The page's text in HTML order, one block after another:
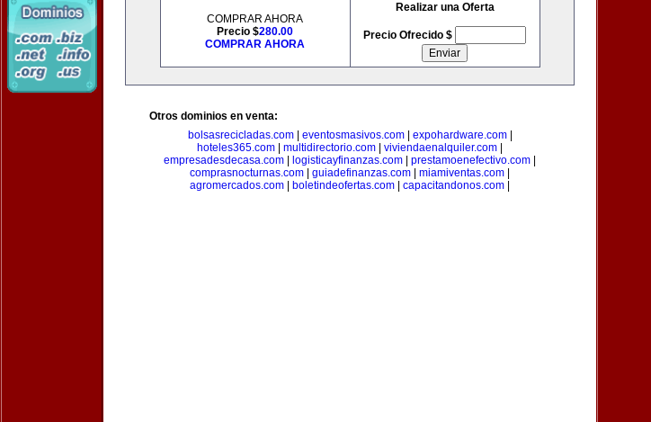
COMPRAR AHORA
Precio $280.00
COMPRAR AHORA
Realizar una Oferta
Precio Ofrecido $
Otros dominios en venta:
bolsasrecicladas.com| eventosmasivos.com| expohardware.com|
hoteles365.com
multidirectorio.com viviendaenalquiler.com
empresadesdecasa.com
logisticayfinanzas.com prestamoenefectivo.com
comprasnocturnas.com
guiadefinanzas.com miamiventas.com
agromercados.com
boletindeofertas.com capacitandonos.com